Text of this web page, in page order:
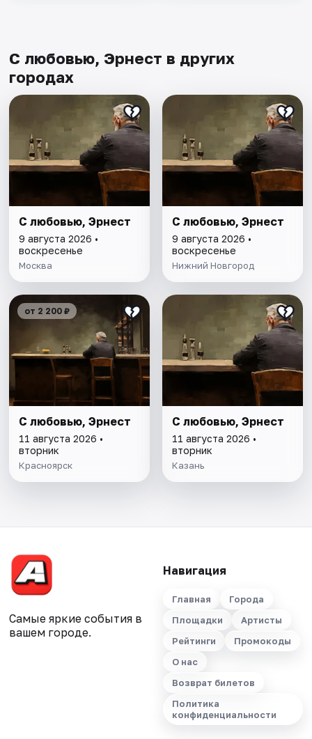
С любовью, Эрнест в других
городах
С любовью, Эрнест
9 августа 2026 •
воскресенье
Москва
С любовью, Эрнест
9 августа 2026 •
воскресенье
Нижний Новгород
от 2 200 ₽
С любовью, Эрнест
11 августа 2026 •
вторник
Красноярск
С любовью, Эрнест
11 августа 2026 •
вторник
Казань
Самые яркие события в
вашем городе.
Навигация
Главная
Города
Площадки
Артисты
Рейтинги
Промокоды
О нас
Возврат билетов
Политика
конфиденциальности